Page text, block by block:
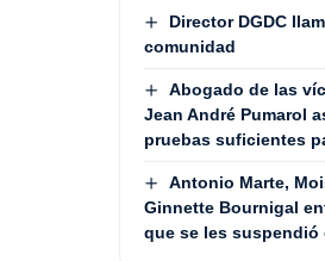
Director DGDC
comunidad
Abogado de las
Jean André Pumarol
pruebas suficientes
Antonio Marte,
Ginnette Bournigal
que se les suspendió